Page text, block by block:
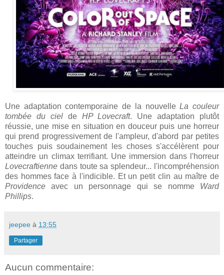
Une adaptation contemporaine de la nouvelleLa couleur
tombée du cielde HP Lovecraft. Une adaptation plutôt
réussie, une mise en situation en douceur puis une horreur
qui prend progressivement de l'ampleur, d'abord par petites
touches puis soudainement les choses s'accélèrent pour
atteindre un climax terrifiant. Une immersion dans l'horreur
Lovecraftienne dans toute sa splendeur... l'incompréhension
des hommes face à l'indicible. Et un petit clin au maître de
Providenceavec un personnage qui se nomme Ward
Phillips.
jeepee à 13:55
Partager
Aucun commentaire: